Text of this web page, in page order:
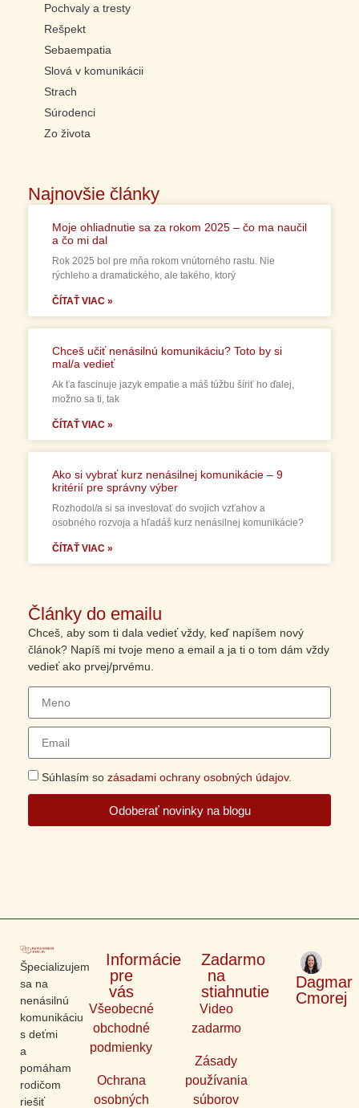
Pochvaly a tresty
Rešpekt
Sebaempatia
Slová v komunikácii
Strach
Súrodenci
Zo života
Najnovšie články
Moje ohliadnutie sa za rokom 2025 – čo ma naučil
a čo mi dal
Rok 2025 bol pre mňa rokom vnútorného rastu. Nie
rýchleho a dramatického, ale takého, ktorý
ČÍTAŤ VIAC »
Chceš učiť nenásilnú komunikáciu? Toto by si
mal/a vedieť
Ak ťa fascinuje jazyk empatie a máš túžbu šíriť ho ďalej,
možno sa ti, tak
ČÍTAŤ VIAC »
Ako si vybrať kurz nenásilnej komunikácie – 9
kritérií pre správny výber
Rozhodol/a si sa investovať do svojich vzťahov a
osobného rozvoja a hľadáš kurz nenásilnej komunikácie?
ČÍTAŤ VIAC »
Články do emailu
Chceš, aby som ti dala vedieť vždy, keď napíšem nový
článok? Napíš mi tvoje meno a email a ja ti o tom dám vždy
vedieť ako prvej/prvému.
Súhlasím so zásadami ochrany osobných údajov.
Odoberať novinky na blogu
Špecializujem
sa na
nenásilnú
komunikáciu
s deťmi
a
pomáham
rodičom
riešiť
Informácie
pre
vás
Všeobecné
obchodné
podmienky
Ochrana
osobných
Zadarmo
na
stiahnutie
Video
zadarmo
Zásady
používania
súborov
Dagmar
Cmorej